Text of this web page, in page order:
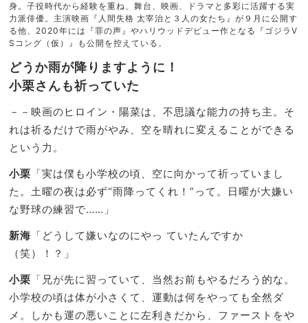
身。子役時代から経験を重ね、舞台、映画、ドラマと多彩に活躍する実
力派俳優。主演映画『人間失格 太宰治と３人の女たち』が９月に公開す
る他、2020年には『罪の声』やハリウッドデビュー作となる『ゴジラV
Sコング（仮）』も公開を控えている。
どうか雨が降りますように！
小栗さんも祈っていた
－－映画のヒロイン・陽菜は、不思議な能力の持ち主。そ
れは祈るだけで雨がやみ、空を晴れに変えることができる
という力。
小栗 「実は僕も小学校の頃、空に向かって祈っていまし
た。土曜の夜は必ず“雨降ってくれ！”って。日曜が大嫌い
な野球の練習で……」
新海 「どうして嫌いなのにやっ ていたんですか
（笑）！？」
小栗 「兄が先に習っていて、当然お前もやるだろう的な。
小学校の頃は体が小さくて、運動は何をやっても全然ダ
メ。しかも運の悪いことに左利きだから、ファーストをや